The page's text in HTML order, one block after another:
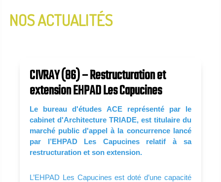
InfoLettre N°2 - Janvier 2020
NOS ACTUALITÉS
CIVRAY (86) – Restructuration et
extension EHPAD Les Capucines
Le bureau d'études ACE représenté par le
cabinet d'Architecture TRIADE, est titulaire du
marché public d'appel à la concurrence lancé
par l’EHPAD Les Capucines relatif à sa
restructuration et son extension.
L’EHPAD Les Capucines est doté d’une capacité